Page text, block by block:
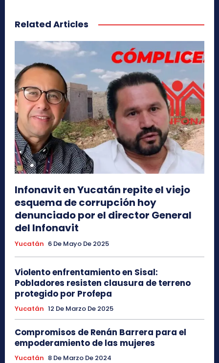
Related Articles
Infonavit en Yucatán repite el viejo
esquema de corrupción hoy
denunciado por el director General
del Infonavit
Yucatán 6 De Mayo De 2025
Violento enfrentamiento en Sisal:
Pobladores resisten clausura de terreno
protegido por Profepa
Yucatán 12 De Marzo De 2025
Compromisos de Renán Barrera para el
empoderamiento de las mujeres
Yucatán 8 De Marzo De 2024